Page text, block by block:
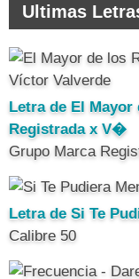
Ultimas
Letra de El Mayor
Registrada x V�
Grupo Marca
Letra de Si Te
Calibre 50